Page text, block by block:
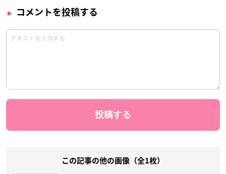
コメントを投稿する
この記事の他の画像（全1枚）